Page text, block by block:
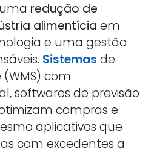
redução de
alimentícia em
e uma gestão
Sistemas de
com
softwares de previsão
compras e
aplicativos que
com excedentes a